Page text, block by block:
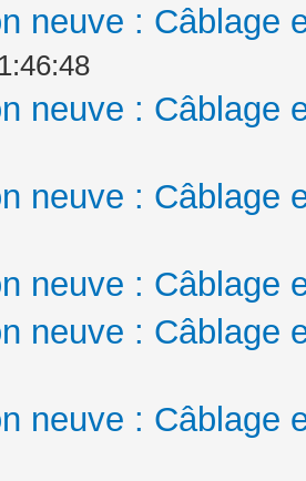
neuve : Câblage
neuve : Câblage
neuve : Câblage
neuve : Câblage
neuve : Câblage
neuve : Câblage